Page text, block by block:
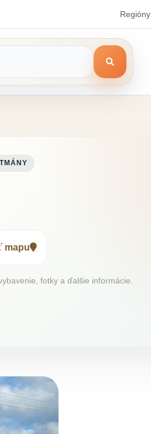
Regióny
mapu
fotky a ďalšie informácie.